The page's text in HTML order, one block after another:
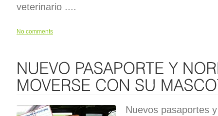
veterinario ....
No comments
Nuevos pasaportes